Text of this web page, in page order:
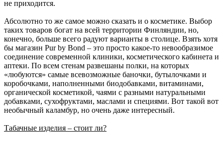
не приходится.
Абсолютно то же самое можно сказать и о косметике. Выбор
таких товаров богат на всей территории Финляндии, но,
конечно, больше всего радуют варианты в столице. Взять хотя
бы магазин Pur by Bond – это просто какое-то невообразимое
соединение современной клиники, косметического кабинета и
аптеки. По всем стенам развешаны полки, на которых
«любуются» самые всевозможные баночки, бутылочками и
коробочками, наполненными биодобавками, витаминами,
органической косметикой, чаями с разными натуральными
добавками, сухофруктами, маслами и специями. Вот такой вот
необычный каламбур, но очень даже интересный.
Табачные изделия – стоит ли?